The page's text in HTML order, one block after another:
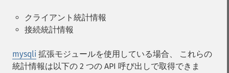
クライアント統計情報
接続統計情報
mysqli 拡張モジュールを使用している場合、 これらの
統計情報は以下の 2 つの API 呼び出しで取得できま